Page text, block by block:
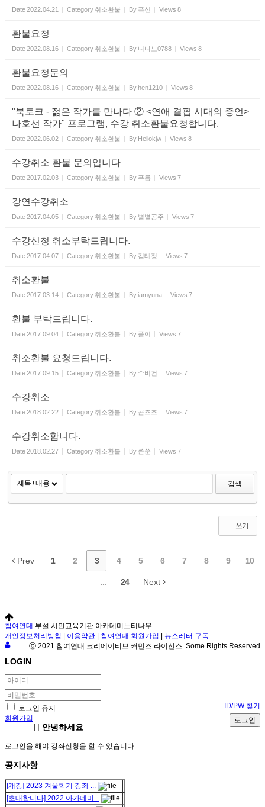
Date2022.04.21 Category 취소환불 By 폭신 Views 8
환불요청
Date2022.08.16 Category 취소환불 By 니나노0788 Views 8
환불요청문의
Date2022.08.16 Category 취소환불 Byhen1210 Views 8
"북토크 - 젊은 작가를 만나다 ② <연애 결핍 시대의 증언>
나호선 작가" 프로그램, 수강 취소환불요청합니다.
Date2022.06.02 Category 취소환불 By Hellokjw Views 8
수강취소 환불 문의입니다
Date2017.02.03 Category 취소환불 By 푸름 Views 7
강연수강취소
Date2017.04.05 Category 취소환불 By 별별공주 Views 7
수강신청 취소부탁드립니다.
Date2017.04.07 Category 취소환불 By 김태정 Views 7
취소환불
Date2017.03.14 Category 취소환불 Byiamyuna Views 7
환불 부탁드립니다.
Date2017.09.04 Category 취소환불 By 풀이 Views 7
취소환불 요청드립니다.
Date2017.09.15 Category 취소환불 By 수비건 Views 7
수강취소
Date2018.02.22 Category 취소환불 By 곤즈즈 Views 7
수강취소합니다.
Date2018.02.27 Category 취소환불 By 쑨쑨 Views 7
검색
쓰기
Prev 1 2 3 4 5 6 7 8 9 10
... 24 Next
참여연대 부설 시민교육기관 아카데미느티나무
개인정보처리방침 | 이용약관 | 참여연대 회원가입 | 뉴스레터 구독
ⓒ 2021 참여연대 크리에이티브 커먼즈 라이선스. Some Rights Reserved
LOGIN
로그인 유지
ID/PW 찾기
회원가입
로그인
안녕하세요
로그인을 해야 강좌신청을 할 수 있습니다.
공지사항
[개강] 2023 겨울학기 강좌 ...
[초대합니다] 2022 아카데미...